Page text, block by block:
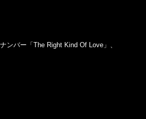
ンバー「The Right Kind Of Love」、